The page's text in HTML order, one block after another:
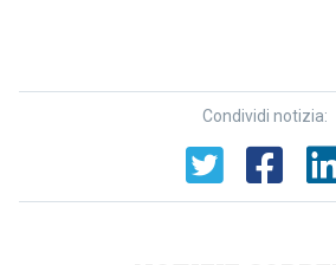
Condividi notizia: